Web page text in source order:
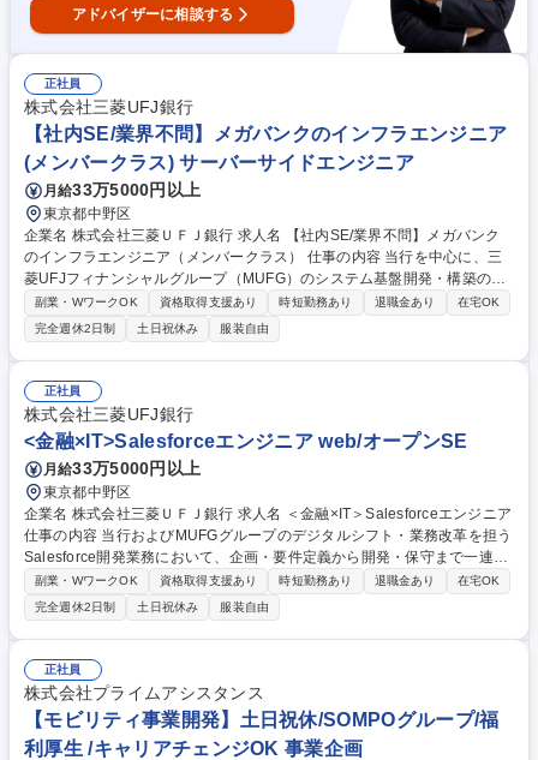
アドバイザーに相談する
正社員
株式会社三菱UFJ銀行
【社内SE/業界不問】メガバンクのインフラエンジニア
(メンバークラス) サーバーサイドエンジニア
月給33万5000円以上
東京都中野区
企業名 株式会社三菱ＵＦＪ銀行 求人名 【社内SE/業界不問】メガバンク
のインフラエンジニア（メンバークラス） 仕事の内容 当行を中心に、三
菱UFJフィナンシャルグループ（MUFG）のシステム基盤開発・構築の全
工程（企画・要件定義～移行・保守）、およびプロジェクトの推進・マネ
ジメントを担います。 具体的には下記のような業務を想定しています。 ■
大規模メインフレーム、統合サーバ基盤、AWS等のクラウド共通基盤の企
画・開発・構築・移行・保守 ■業務アプリケーション開発計画に基づくシ
ステム基盤開発・構築計画（予算・工数等）の具現化・要件定義、および
案件推進 ■システムアーキテクチャや非機能要件等に基づく適切なシステ
ム・コンポーネント（ミドルウェア・OS・NW・ストレージ・サーバ）の
導入 等 募集職種 【社内SE/業界不問】メガバンクのインフラエンジニア
（メンバークラス）
副業・WワークOK 資格取得支援あり 時短勤務あり 退職金あり
在宅OK
完全週休2日制
土日祝休み 服装自由
正社員
株式会社三菱UFJ銀行
<金融×IT>Salesforceエンジニア web/オープンSE
月給33万5000円以上
東京都中野区
企業名 株式会社三菱ＵＦＪ銀行 求人名 ＜金融×IT＞Salesforceエンジニア
仕事の内容 当行およびMUFGグループのデジタルシフト・業務改革を担う
Salesforce開発業務において、企画・要件定義から開発・保守まで一連の
工程を推進します。具体的には下記のような業務を想定しています。 ・三
菱UFJ銀行およびMUFGグループのデジタルシフト・業務改革に関するSal
esforce開発業務。 ・企画・要件定義・ソリューションデザインなどの上
流工程から、設計・開発・テスト・保守までの一連のプロセスへの関与。
・業務部門と連携した要件整理および業務改革（BPR）の企画・推進。
・SalesforceのAI機能（Agentforce／生成AI）を活用した、顧客対応の高
度化や業務効率化に向けた新規ユースケースの企画・実装。 募集職種 ＜
金融×IT＞Salesforceエンジニア
副業・WワークOK 資格取得支援あり 時短勤務あり 退職金あり
在宅OK
完全週休2日制
土日祝休み 服装自由
正社員
株式会社プライムアシスタンス
【モビリティ事業開発】土日祝休/SOMPOグループ/福
利厚生 /キャリアチェンジOK 事業企画